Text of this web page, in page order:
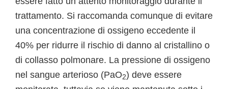
trattamento. Si raccomanda comunque di evitare
una concentrazione di ossigeno eccedente il
40% per ridurre il rischio di danno al cristallino o
di collasso polmonare. La pressione di ossigeno
nel sangue arterioso (PaO2) deve essere